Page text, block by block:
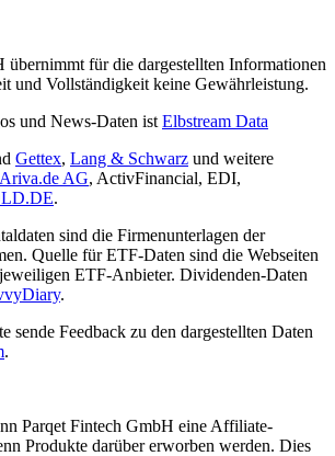
übernimmt für die dargestellten Informationen
und Vollständigkeit keine Gewährleistung.
und News-Daten ist Elbstream Data
Gettex, Lang & Schwarz und weitere
Ariva.de AG, ActivFinancial, EDI,
.
sind die Firmenunterlagen der
Quelle für ETF-Daten sind die Webseiten
ETF-Anbieter. Dividenden-Daten
.
sende Feedback zu den dargestellten Daten
.
Parqet Fintech GmbH eine Affiliate-
Produkte darüber erworben werden. Dies